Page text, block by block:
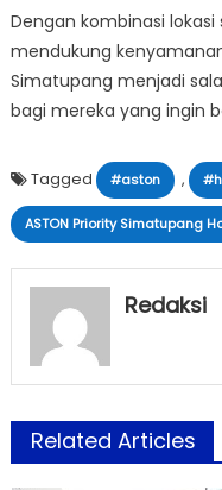
Dengan kombinasi
mendukung
Simatupang menjadi
bagi mereka yang ingin
Tagged #aston ,
ASTON Priority Simatupang
Redaksi
Related Articles